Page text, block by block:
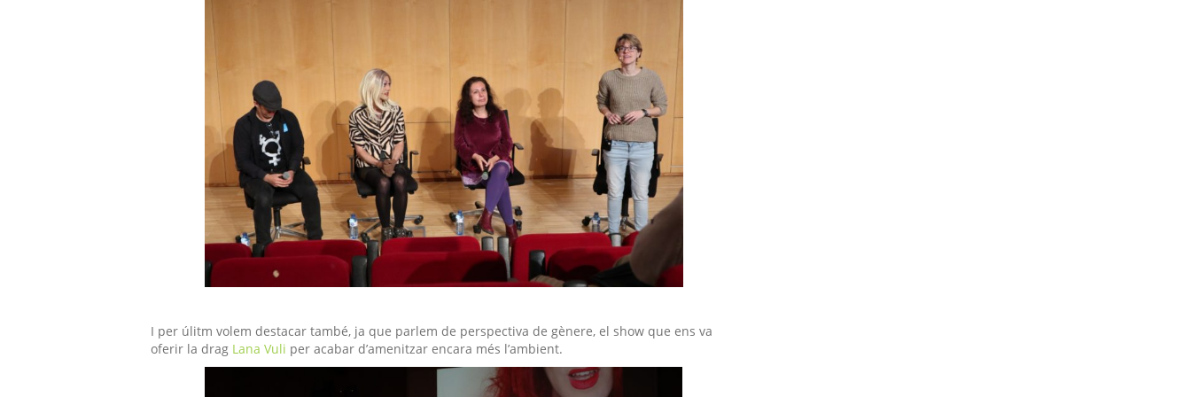
I per úlitm volem destacar també, ja que parlem de perspectiva de gènere, el show que ens va
oferir la drag Lana Vuli per acabar d’amenitzar encara més l’ambient.